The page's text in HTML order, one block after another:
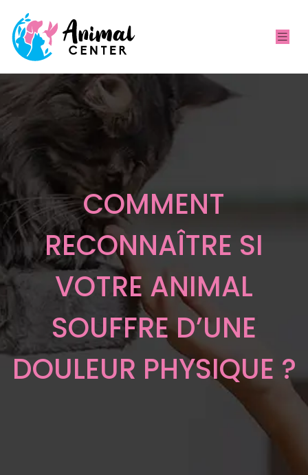
COMMENT
RECONNAÎTRE SI
VOTRE ANIMAL
SOUFFRE D’UNE
DOULEUR PHYSIQUE ?